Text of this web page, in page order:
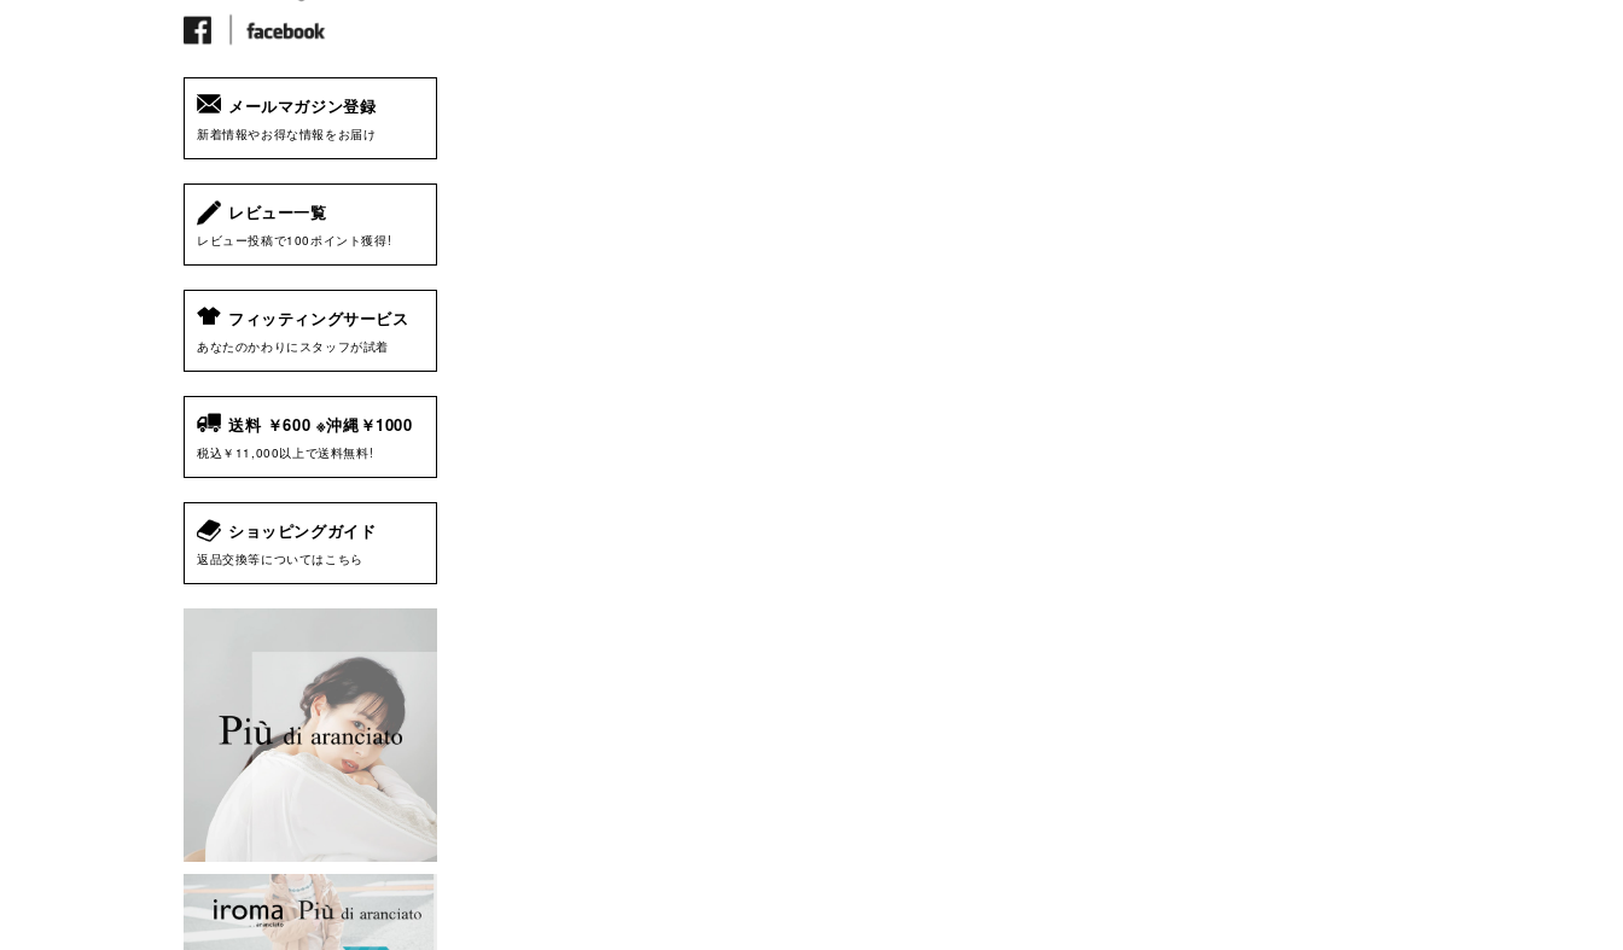
メールマガジン登録
新着情報やお得な情報をお届け
レビュー一覧
レビュー投稿で100ポイント獲得!
フィッティングサービス
あなたのかわりにスタッフが試着
送料 ￥600 ※沖縄￥1000
税込￥11,000以上で送料無料!
ショッピングガイド
返品交換等についてはこちら